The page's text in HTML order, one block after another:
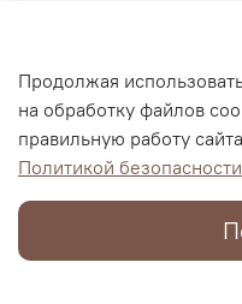
Продолжая
на обработку файлов
правильную работу
Политикой безопасности